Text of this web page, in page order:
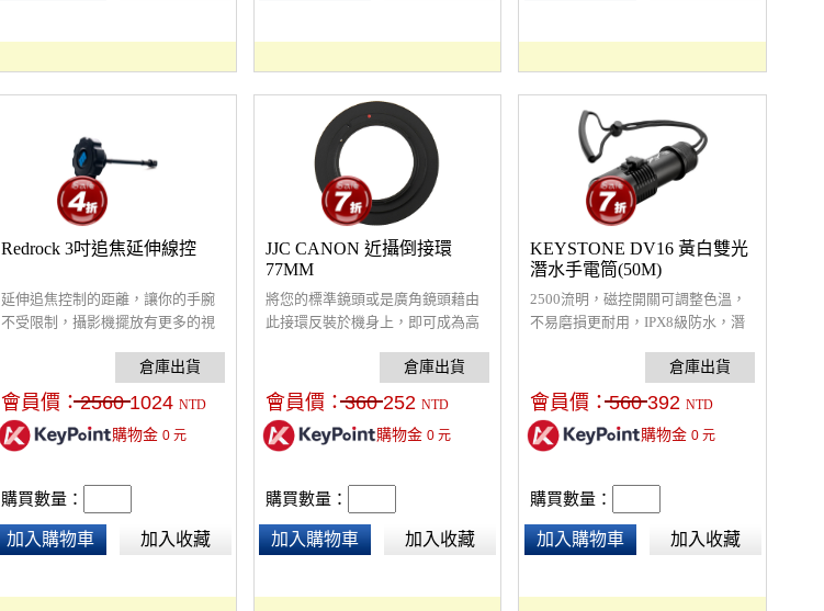
Redrock 3吋追焦延伸線控
延伸追焦控制的距離，讓你的手腕
不受限制，攝影機擺放有更多的視
會員價：2560 1024 NTD
購物金 0元
購買數量：
加入購物車 加入收藏
JJC CANON 近攝倒接環
77MM
將您的標準鏡頭或是廣角鏡頭藉由
此接環反裝於機身上，即可成為高
會員價：360 252 NTD
購物金 0元
購買數量：
加入購物車 加入收藏
KEYSTONE DV16 黃白雙光
潛水手電筒(50M)
2500流明，磁控開關可調整色溫，
不易磨損更耐用，IPX8級防水，潛
用，工作遇到暴雨也不怕。
會員價：560 392 NTD
購物金 0元
購買數量：
加入購物車 加入收藏